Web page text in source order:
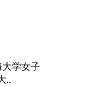
学女子
..